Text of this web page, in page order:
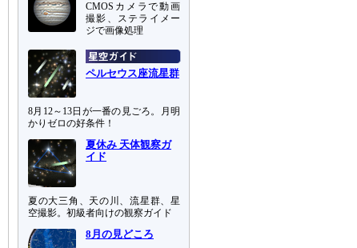
CMOSカメラで動画
撮影、ステライメー
ジで画像処理
ペルセウス座流星群
8月12～13日が一番の見ごろ。月明
かりゼロの好条件！
夏休み 天体観察ガ
イド
夏の大三角、天の川、流星群、星
空撮影。初級者向けの観察ガイド
8月の見どころ